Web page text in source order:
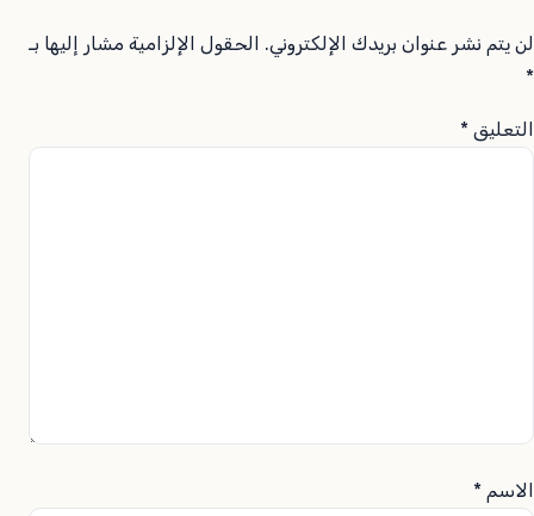
لن يتم نشر عنوان بريدك الإلكتروني. الحقول الإلزامية مشار إليها بـ
*
التعليق *
الاسم *